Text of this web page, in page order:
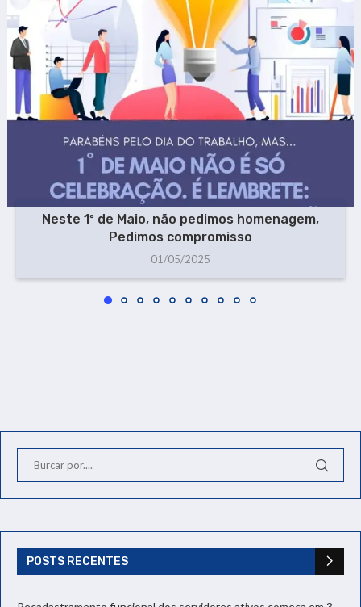
Neste 1º de Maio, não pedimos homenagem,
Pedimos compromisso
01/05/2025
POSTS RECENTES